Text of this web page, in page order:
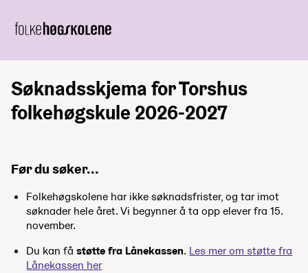
Søknadsskjema for Torshus
folkehøgskule 2026-2027
Før du søker...
Folkehøgskolene har ikke søknadsfrister, og tar imot
søknader hele året. Vi begynner å ta opp elever fra 15.
november.
Du kan fåstøtte fra Lånekassen. Les mer om støtte fra
Lånekassen her